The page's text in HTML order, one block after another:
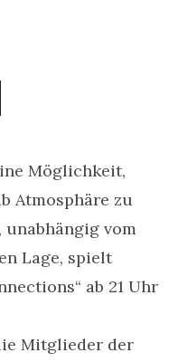
Möglichkeit,
Atmosphäre zu
unabhängig vom
Lage, spielt
ab 21 Uhr
Mitglieder der